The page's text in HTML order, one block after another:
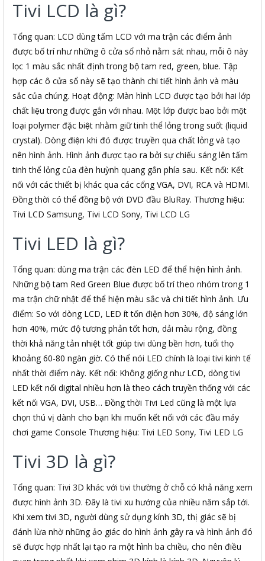
Tivi LCD là gì?
Tổng quan: LCD dùng tấm LCD với ma trận các điểm ảnh
được bố trí như những ô cửa sổ nhỏ nằm sát nhau, mỗi ô này
lọc 1 màu sắc nhất định trong bộ tam red, green, blue. Tập
hợp các ô cửa sổ này sẽ tạo thành chi tiết hình ảnh và màu
sắc của chúng. Hoạt động: Màn hình LCD được tạo bởi hai lớp
chất liệu trong được gắn với nhau. Một lớp được bao bởi một
loại polymer đặc biệt nhằm giữ tinh thể lỏng trong suốt (liquid
crystal). Dòng điện khi đó được truyền qua chất lỏng và tạo
nên hình ảnh. Hình ảnh được tạo ra bởi sự chiếu sáng lên tấm
tinh thể lỏng của đèn huỳnh quang gắn phía sau. Kết nối: Kết
nối với các thiết bị khác qua các cổng VGA, DVI, RCA và HDMI.
Đồng thời có thể đồng bộ với DVD đầu BluRay. Thương hiệu:
Tivi LCD Samsung, Tivi LCD Sony, Tivi LCD LG
Tivi LED là gì?
Tổng quan: dùng ma trận các đèn LED để thể hiện hình ảnh.
Những bộ tam Red Green Blue được bố trí theo nhóm trong 1
ma trận chữ nhật để thể hiện màu sắc và chi tiết hình ảnh. Ưu
điểm: So với dòng LCD, LED ít tốn điện hơn 30%, độ sáng lớn
hơn 40%, mức độ tương phản tốt hơn, dải màu rộng, đồng
thời khả năng tản nhiệt tốt giúp tivi dùng bền hơn, tuổi thọ
khoảng 60-80 ngàn giờ. Có thể nói LED chính là loại tivi kinh tế
nhất thời điểm này. Kết nối: Không giống như LCD, dòng tivi
LED kết nối digital nhiều hơn là theo cách truyền thống với các
kết nối VGA, DVI, USB… Đồng thời Tivi Led cũng là một lựa
chọn thú vị dành cho bạn khi muốn kết nối với các đầu máy
chơi game Console Thương hiệu: Tivi LED Sony, Tivi LED LG
Tivi 3D là gì?
Tổng quan: Tivi 3D khác với tivi thường ở chỗ có khả năng xem
được hình ảnh 3D. Đây là tivi xu hướng của nhiều năm sắp tới.
Khi xem tivi 3D, người dùng sử dụng kính 3D, thị giác sẽ bị
đánh lừa nhờ những ảo giác do hình ảnh gây ra và hình ảnh đó
sẽ được hợp nhất lại tạo ra một hình ba chiều, cho nên điều